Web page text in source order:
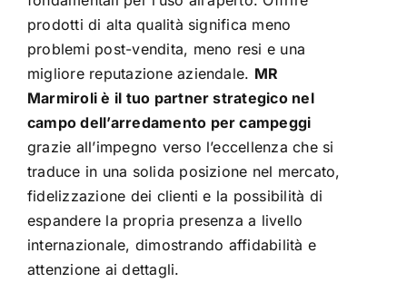
prodotti di alta qualità significa meno
problemi post-vendita, meno resi e una
migliore reputazione aziendale. MR
Marmiroli è il tuo partner strategico nel
campo dell’arredamento per campeggi
grazie all’impegno verso l’eccellenza che si
traduce in una solida posizione nel mercato,
fidelizzazione dei clienti e la possibilità di
espandere la propria presenza a livello
internazionale, dimostrando affidabilità e
attenzione ai dettagli.